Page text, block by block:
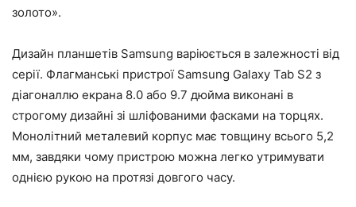
золото».
Дизайн планшетів Samsung варіюється в залежності від
серії. Флагманські пристрої Samsung Galaxy Tab S2 з
діагоналлю екрана 8.0 або 9.7 дюйма виконані в
строгому дизайні зі шліфованими фасками на торцях.
Монолітний металевий корпус має товщину всього 5,2
мм, завдяки чому пристрою можна легко утримувати
однією рукою на протязі довгого часу.